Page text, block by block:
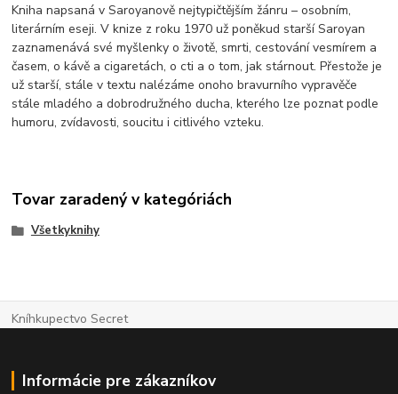
Kniha napsaná v Saroyanově nejtypičtějším žánru – osobním,
literárním eseji. V knize z roku 1970 už poněkud starší Saroyan
zaznamenává své myšlenky o životě, smrti, cestování vesmírem a
časem, o kávě a cigaretách, o cti a o tom, jak stárnout. Přestože je
už starší, stále v textu nalézáme onoho bravurního vypravěče
stále mladého a dobrodružného ducha, kterého lze poznat podle
humoru, zvídavosti, soucitu i citlivého vzteku.
Tovar zaradený v kategóriách
Všetkyknihy
Kníhkupectvo Secret
Informácie pre zákazníkov